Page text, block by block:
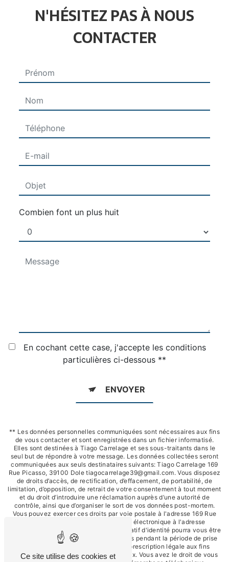
N'HÉSITEZ PAS À NOUS
CONTACTER
Combien font un plus huit
En cochant cette case, j'accepte les conditions
particulières ci-dessous **
ENVOYER
** Les données personnelles communiquées sont nécessaires aux fins
de vous contacter et sont enregistrées dans un fichier informatisé.
Elles sont destinées à Tiago Carrelage et ses sous-traitants dans le
seul but de répondre à votre message. Les données collectées seront
communiquées aux seuls destinataires suivants: Tiago Carrelage 169
Rue Picasso, 39100 Dole tiagocarrelage39@gmail.com. Vous disposez
de droits d’accès, de rectification, d’effacement, de portabilité, de
limitation, d’opposition, de retrait de votre consentement à tout moment
et du droit d’introduire une réclamation auprès d’une autorité de
contrôle, ainsi que d’organiser le sort de vos données post-mortem.
Vous pouvez exercer ces droits par voie postale à l'adresse 169 Rue
Picasso, 39100 Dole ou par courrier électronique à l'adresse
tiagocarrelage39@gmail.com. Un justificatif d'identité pourra vous être
demandé. Nous conservons vos données pendant la période de prise
de contact puis pendant la durée de prescription légale aux fins
probatoires et de gestion des contentieux. Vous avez le droit de vous
Ce site utilise des cookies et